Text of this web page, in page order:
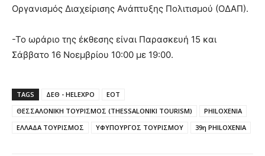
Οργανισμός Διαχείρισης Ανάπτυξης Πολιτισμού (ΟΔΑΠ).
-Το ωράριο της έκθεσης είναι Παρασκευή 15 και
Σάββατο 16 Νοεμβρίου 10:00 με 19:00.
TAGS ΔΕΘ - HELEXPO
ΕΟΤ
ΘΕΣΣΑΛΟΝΙΚΗ ΤΟΥΡΙΣΜΟΣ (THESSALONIKI TOURISM)
PHILOXENIA
ΕΛΛΑΔΑ ΤΟΥΡΙΣΜΟΣ
ΥΦΥΠΟΥΡΓΟΣ ΤΟΥΡΙΣΜΟΥ 39η PHILOXENIA